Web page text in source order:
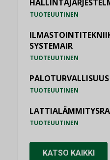
TUOTEUUTINEN
SYSTEMAIR
TUOTEUUTINEN
TUOTEUUTINEN
TUOTEUUTINEN
KATSO KAIKKI